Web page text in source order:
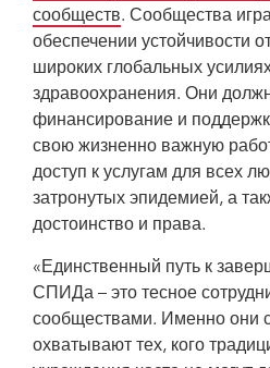
сообществ. Сообщества
обеспечении устойчивости
широких глобальных
здравоохранения. Они
финансирование и
свою жизненно важную
доступ к услугам для всех
затронутых эпидемией, а
достоинство и права.
«Единственный путь к
СПИДа – это тесное
сообществами. Именно они
охватывают тех, кого